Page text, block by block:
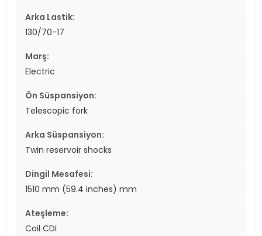
Arka Lastik:
130/70-17
Marş:
Electric
Ön Süspansiyon:
Telescopic fork
Arka Süspansiyon:
Twin reservoir shocks
Dingil Mesafesi:
1510 mm (59.4 inches) mm
Ateşleme:
Coil CDI